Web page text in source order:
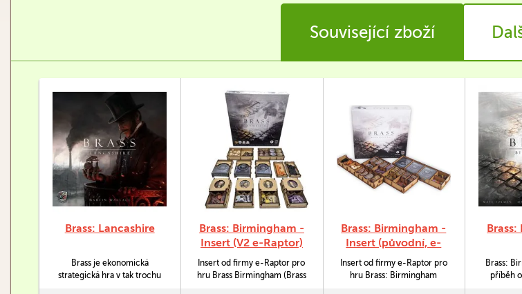
Související zboží
Brass: Lancashire
Brass je ekonomická
strategická hra v tak trochu
Brass: Birmingham -
Insert (V2 e-Raptor)
Insert od firmy e-Raptor pro
hru Brass Birmingham (Brass
Brass: Birmingham -
Insert (původní, e-
Raptor)
Insert od firmy e-Raptor pro
hru Brass: Birmingham
Brass:
příběh